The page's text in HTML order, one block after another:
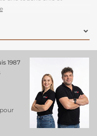
un salon contemporain ou
sans effort et un
du papier peintcontinue
palettes contrastées. Les
et blanc, rencontrent un
qui transforment vos
1987